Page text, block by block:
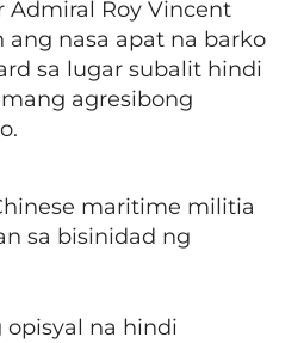
Admiral Roy Vincent
ang nasa apat na barko
sa lugar subalit hindi
agresibong
maritime militia
sa bisinidad ng
na hindi